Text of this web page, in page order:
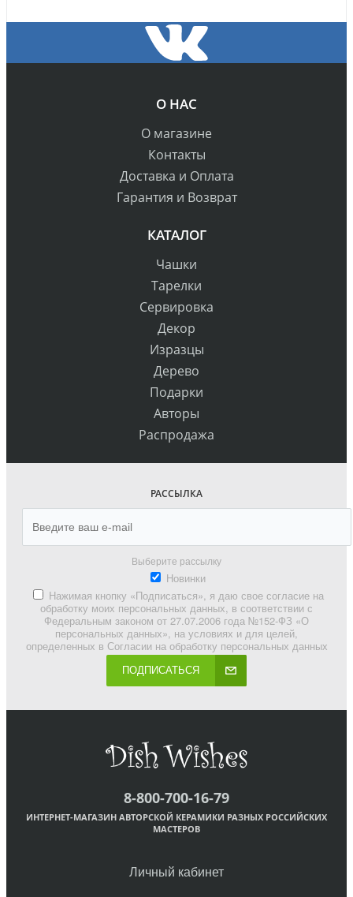
О НАС
О магазине
Контакты
Доставка и Оплата
Гарантия и Возврат
КАТАЛОГ
Чашки
Тарелки
Сервировка
Декор
Изразцы
Дерево
Подарки
Авторы
Распродажа
РАССЫЛКА
Выберите рассылку
Новинки
Нажимая кнопку «Подписаться», я даю свое согласие на
обработку моих персональных данных, в соответствии с
Федеральным законом от 27.07.2006 года №152-ФЗ «О
персональных данных», на условиях и для целей,
определенных в Согласии на обработку персональных данных
ПОДПИСАТЬСЯ
8-800-700-16-79
ИНТЕРНЕТ-МАГАЗИН АВТОРСКОЙ КЕРАМИКИ РАЗНЫХ РОССИЙСКИХ
МАСТЕРОВ
Личный кабинет